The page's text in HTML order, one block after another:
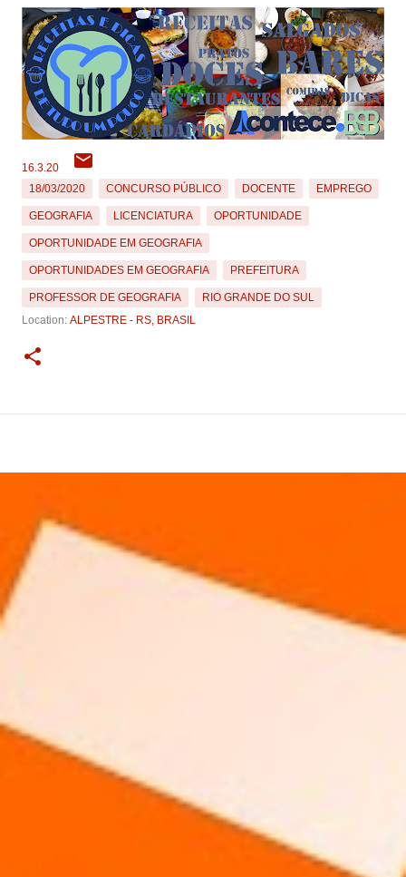
16.3.20
18/03/2020
CONCURSO PÚBLICO DOCENTE EMPREGO
GEOGRAFIA LICENCIATURA OPORTUNIDADE
OPORTUNIDADE EM GEOGRAFIA
OPORTUNIDADES EM GEOGRAFIA PREFEITURA
PROFESSOR DE GEOGRAFIA
RIO GRANDE DO SUL
Location: ALPESTRE - RS, BRASIL